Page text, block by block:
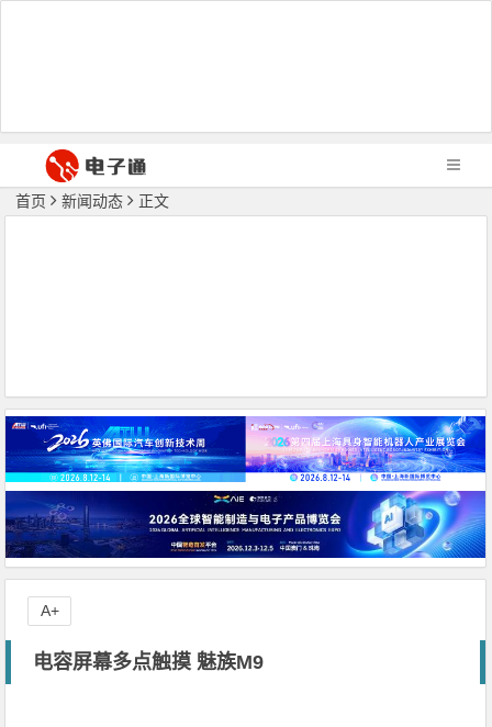
首页 新闻动态 正文
电容屏幕多点触摸 魅族M9
A+